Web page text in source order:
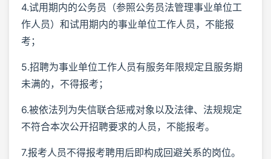
4.试用期内的公务员（参照公务员法管理事业单位工
作人员）和试用期内的事业单位工作人员，不能报
考；
5.招聘为事业单位工作人员有服务年限规定且服务期
未满的，不得报考；
6.被依法列为失信联合惩戒对象以及法律、法规规定
不符合本次公开招聘要求的人员，不能报考。
7.报考人员不得报考聘用后即构成回避关系的岗位。